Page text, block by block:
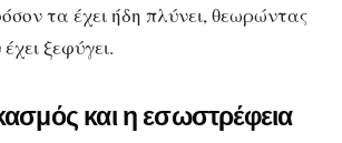
τα έχει ήδη πλύνει, θεωρώντας
ξεφύγει.
και η εσωστρέφεια